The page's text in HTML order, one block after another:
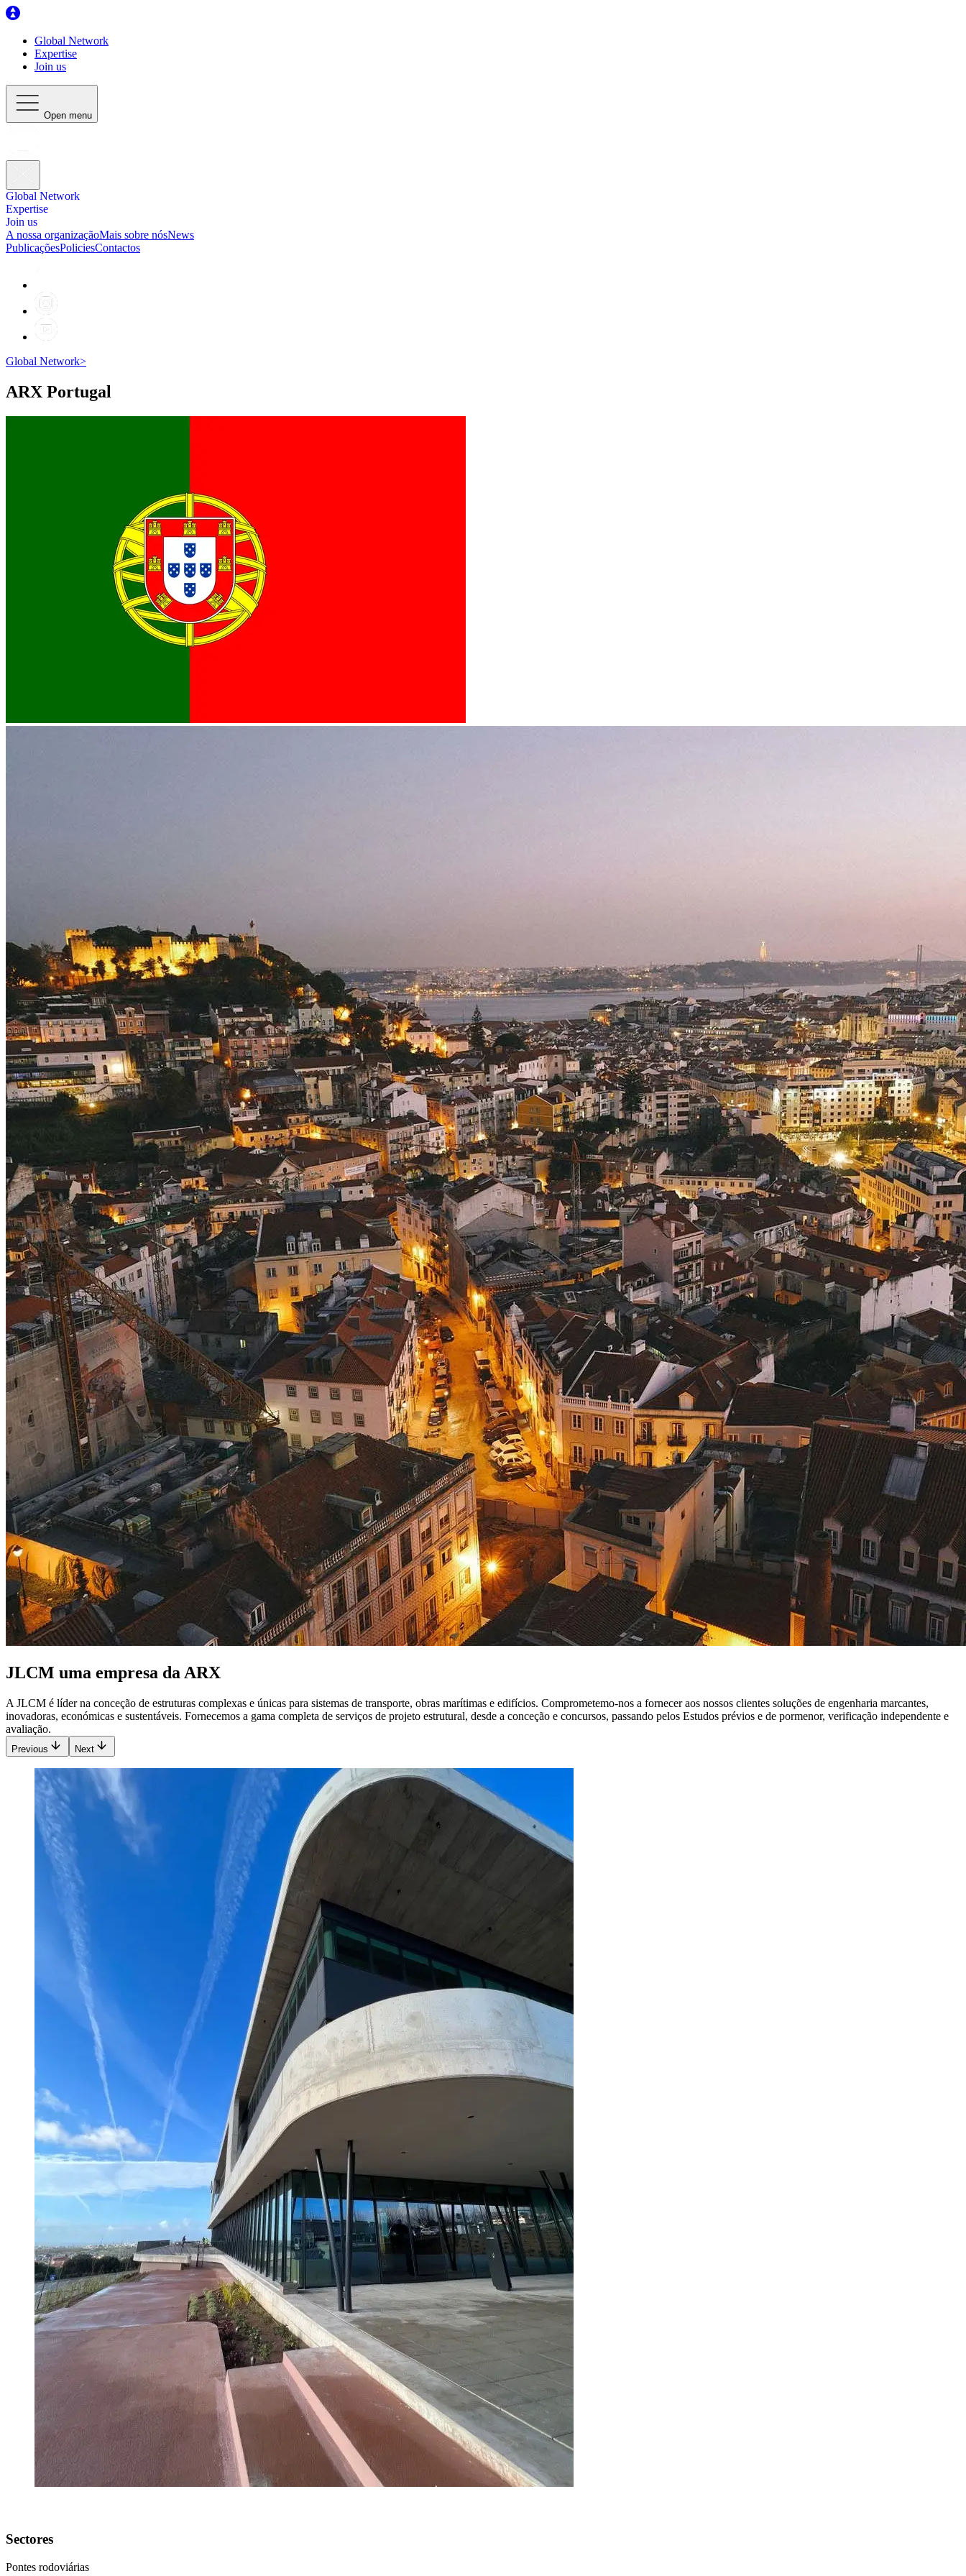
Global Network
Expertise
Join us
Open menu
Global Network
Expertise
Join us
A nossa organizaçãoMais sobre nósNews
PublicaçõesPoliciesContactos
Global Network>
ARX Portugal
JLCM uma empresa da ARX
A JLCM é líder na conceção de estruturas complexas e únicas para sistemas de transporte, obras marítimas e edifícios. Comprometemo-nos a fornecer aos nossos clientes soluções de engenharia marcantes,
inovadoras, económicas e sustentáveis. Fornecemos a gama completa de serviços de projeto estrutural, desde a conceção e concursos, passando pelos Estudos prévios e de pormenor, verificação independente e
avaliação.
Previous Next
Sectores
Pontes rodoviárias